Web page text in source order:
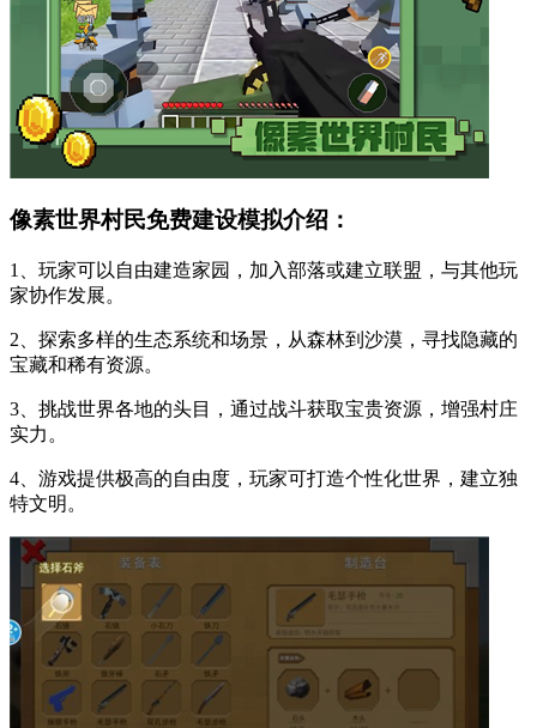
像素世界村民免费建设模拟介绍：
1、玩家可以自由建造家园，加入部落或建立联盟，与其他玩
家协作发展。
2、探索多样的生态系统和场景，从森林到沙漠，寻找隐藏的
宝藏和稀有资源。
3、挑战世界各地的头目，通过战斗获取宝贵资源，增强村庄
实力。
4、游戏提供极高的自由度，玩家可打造个性化世界，建立独
特文明。